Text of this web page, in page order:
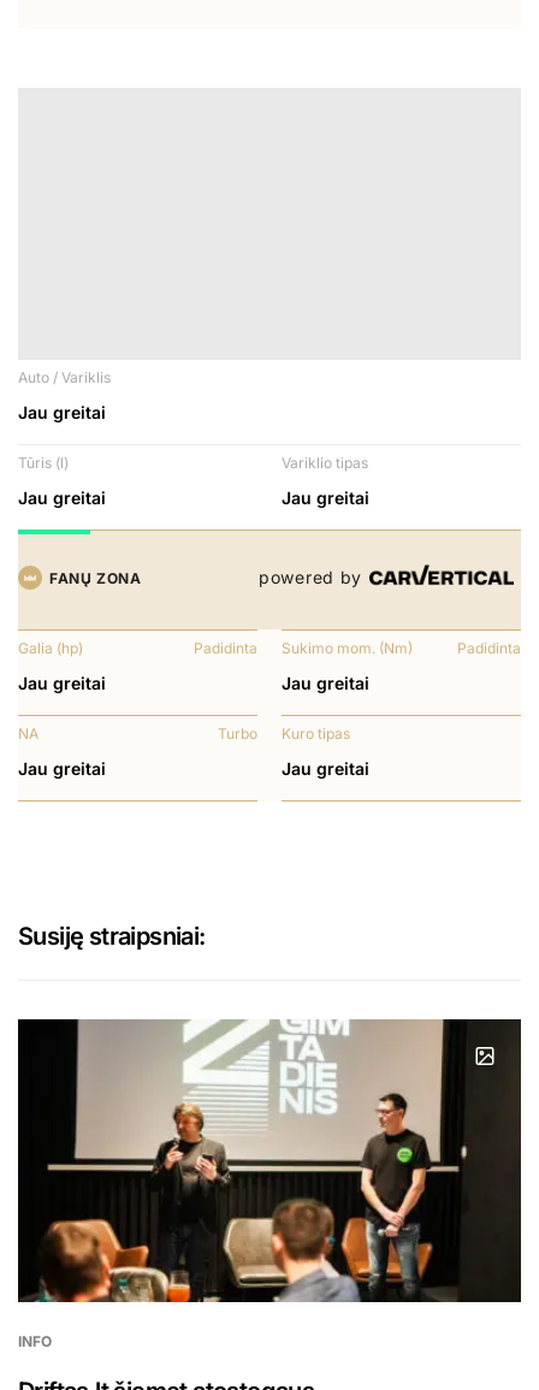
Auto / Variklis
Jau greitai
Tūris (l)
Jau greitai
Variklio tipas
Jau greitai
FANŲ ZONA powered by
Galia (hp) Padidinta
Jau greitai
Sukimo mom. (Nm) Padidinta
Jau greitai
NA Turbo
Jau greitai
Kuro tipas
Jau greitai
Susiję straipsniai:
INFO